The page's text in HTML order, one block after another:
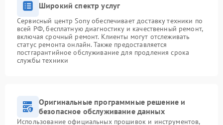
Широкий спектр услуг
Сервисный центр Sony обеспечивает доставку техники по
всей РФ, бесплатную диагностику и качественный ремонт,
включая срочный ремонт. Клиенты могут отслеживать
статус ремонта онлайн. Также предоставляется
постгарантийное обслуживание для продления срока
службы техники
Оригинальные программные решение и
безопасное обслуживание данных
Использование официальных прошивок и инструментов,